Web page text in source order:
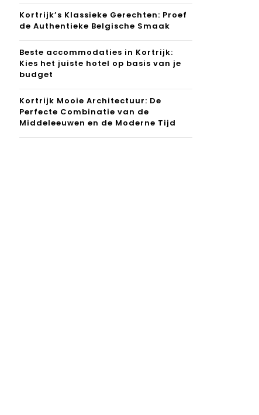
Kortrijk’s Klassieke Gerechten: Proef
de Authentieke Belgische Smaak
Beste accommodaties in Kortrijk:
Kies het juiste hotel op basis van je
budget
Kortrijk Mooie Architectuur: De
Perfecte Combinatie van de
Middeleeuwen en de Moderne Tijd